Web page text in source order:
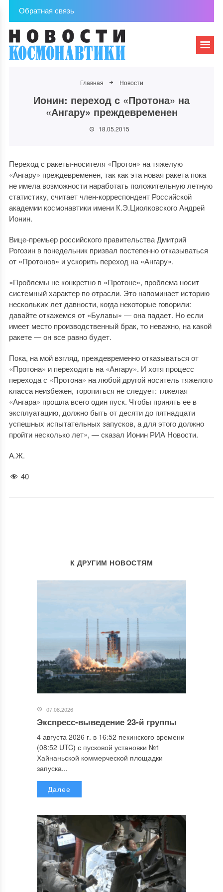
Обратная связь
Главная Новости
Ионин: переход с «Протона» на
«Ангару» преждевременен
18.05.2015
Переход с ракеты-носителя «Протон» на тяжелую
«Ангару» преждевременен, так как эта новая ракета пока
не имела возможности наработать положительную летную
статистику, считает член-корреспондент Российской
академии космонавтики имени К.Э.Циолковского Андрей
Ионин.
Вице-премьер российского правительства Дмитрий
Рогозин в понедельник призвал постепенно отказываться
от «Протонов» и ускорить переход на «Ангару».
«Проблемы не конкретно в «Протоне», проблема носит
системный характер по отрасли. Это напоминает историю
нескольких лет давности, когда некоторые говорили:
давайте откажемся от «Булавы» — она падает. Но если
имеет место производственный брак, то неважно, на какой
ракете — он все равно будет.
Пока, на мой взгляд, преждевременно отказываться от
«Протона» и переходить на «Ангару». И хотя процесс
перехода с «Протона» на любой другой носитель тяжелого
класса неизбежен, торопиться не следует: тяжелая
«Ангара» прошла всего один пуск. Чтобы принять ее в
эксплуатацию, должно быть от десяти до пятнадцати
успешных испытательных запусков, а для этого должно
пройти несколько лет», — сказал Ионин РИА Новости.
А.Ж.
40
К ДРУГИМ НОВОСТЯМ
07.08.2026
Экспресс-выведение 23-й группы
4 августа 2026 г. в 16:52 пекинского времени
(08:52 UTC) с пусковой установки №1
Хайнаньской коммерческой площадки
запуска...
Далее